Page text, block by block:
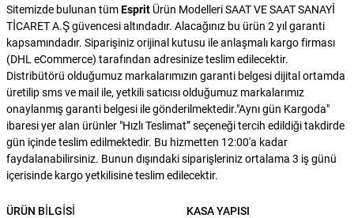
Sitemizde bulunan tümEsprit Ürün Modelleri SAAT VE SAAT SANAYİ
TİCARET A.Ş güvencesi altındadır. Alacağınız bu ürün 2 yıl garanti
kapsamındadır. Siparişiniz orijinal kutusu ile anlaşmalı kargo firması
(DHL eCommerce) tarafından adresinize teslim edilecektir.
Distribütörü olduğumuz markalarımızın garanti belgesi dijital ortamda
üretilip sms ve mail ile, yetkili satıcısı olduğumuz markalarımız
onaylanmış garanti belgesi ile gönderilmektedir."Aynı gün Kargoda"
ibaresi yer alan ürünler "Hızlı Teslimat” seçeneği tercih edildiği takdirde
gün içinde teslim edilmektedir. Bu hizmetten 12:00'a kadar
faydalanabilirsiniz. Bunun dışındaki siparişleriniz ortalama 3 iş günü
içerisinde kargo yetkilisine teslim edilecektir.
ÜRÜN BILGISI KASA YAPISI